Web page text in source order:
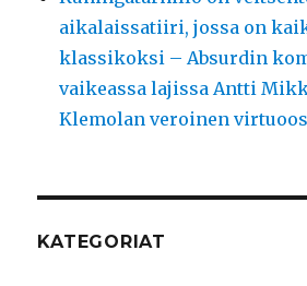
aikalaissatiiri, jossa on
klassikoksi – Absurdin
vaikeassa lajissa Antti
Klemolan veroinen
KATEGORIAT